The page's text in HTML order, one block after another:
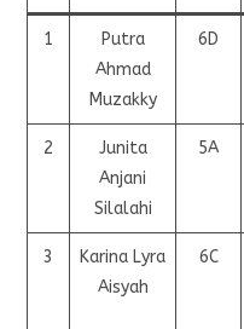
1
Putra
Ahmad
Muzakky
6D
2
Junita
Anjani
Silalahi
5A
3
Karina Lyra
Aisyah
6C